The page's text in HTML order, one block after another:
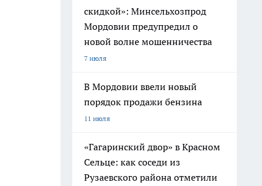
скидкой»: Минсельхозпрод
Мордовии предупредил о
новой волне мошенничества
7 июля
В Мордовии ввели новый
порядок продажи бензина
11 июля
«Гагаринский двор» в Красном
Сельце: как соседи из
Рузаевского района отметили